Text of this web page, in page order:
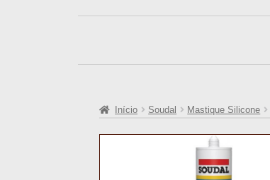
Início Soudal Mastique Silicone